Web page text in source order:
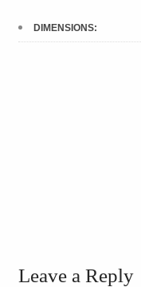
DIMENSIONS:
Leave a Reply